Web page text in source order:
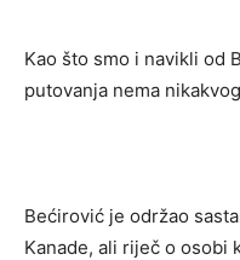
Kao što smo i navikli od
putovanja nema
Bećirović je održao
Kanade, ali riječ o osobi